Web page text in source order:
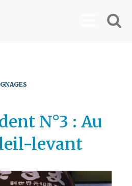
N°3 : Au
levant